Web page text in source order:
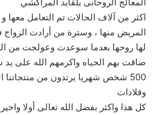
اكثر من آلاف الحالات تم التعامل معها
المريض منها ، وسترة من أرادت
لها روحها بعدما سوعدت وعولجت من
ضاقت بهم الحياه واكرمهم الله على يد
500 شخص شهريا يرتدون من منتجاتنا
وقلادات
كل هذا واكثر بفضل الله تعالى أولا